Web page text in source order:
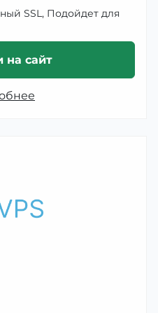
SSL, Подойдет для
на сайт